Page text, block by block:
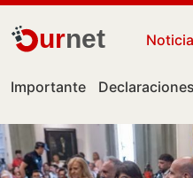
urnet
Importante Declaraciones